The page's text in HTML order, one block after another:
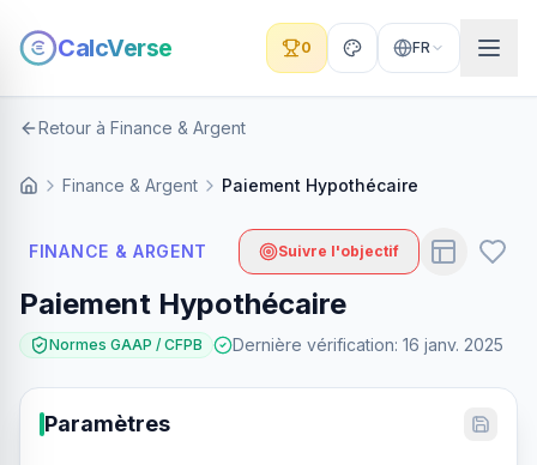
CalcVerse 0 FR
Retour à Finance & Argent
Finance & Argent Paiement Hypothécaire
FINANCE & ARGENT Suivre l'objectif
Paiement Hypothécaire
Normes GAAP / CFPB Dernière vérification: 16 janv. 2025
Paramètres